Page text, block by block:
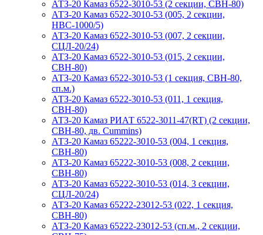
АТЗ-20 Камаз 6522-3010-53 (2 секции, СВН-80)
АТЗ-20 Камаз 6522-3010-53 (005, 2 секции,
НВС-1000/5)
АТЗ-20 Камаз 6522-3010-53 (007, 2 секции,
СЦЛ-20/24)
АТЗ-20 Камаз 6522-3010-53 (015, 2 секции,
СВН-80)
АТЗ-20 Камаз 6522-3010-53 (1 секция, СВН-80,
сп.м.)
АТЗ-20 Камаз 6522-3010-53 (011, 1 секция,
СВН-80)
АТЗ-20 Камаз РИАТ 6522-3011-47(RT) (2 секции,
СВН-80, дв. Cummins)
АТЗ-20 Камаз 65222-3010-53 (004, 1 секция,
СВН-80)
АТЗ-20 Камаз 65222-3010-53 (008, 2 секции,
СВН-80)
АТЗ-20 Камаз 65222-3010-53 (014, 3 секции,
СЦЛ-20/24)
АТЗ-20 Камаз 65222-23012-53 (022, 1 секция,
СВН-80)
АТЗ-20 Камаз 65222-23012-53 (сп.м., 2 секции,